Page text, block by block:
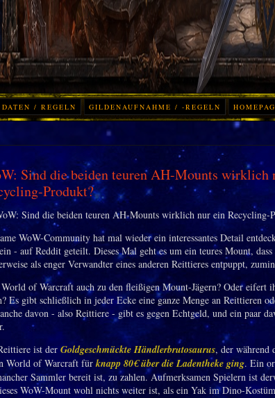
DATEN / REGELN GILDENAUFNAHME / -REGELN
Sind die beiden teuren AH-Mounts wirklich
Produkt?
WoW-Community hat mal wieder ein interessantes Detail
- auf Reddit geteilt. Dieses Mal geht es um ein teures Mount, dass
als enger Verwandter eines anderen Reittieres entpuppt,
of Warcraft auch zu den fleißigen Mount-Jägern? Oder eifert
Es gibt schließlich in jeder Ecke eine ganze Menge an Reittieren
davon - also Reittiere - gibt es gegen Echtgeld, und ein paar
ist der Goldgeschmückte Händlerbrutosaurus, der während
World of Warcraft fürknapp 80€ über die Ladentheke ging. Ein
Sammler bereit ist, zu zahlen. Aufmerksamen Spielern ist
WoW-Mount wohl nichts weiter ist, als ein Yak im Dino-